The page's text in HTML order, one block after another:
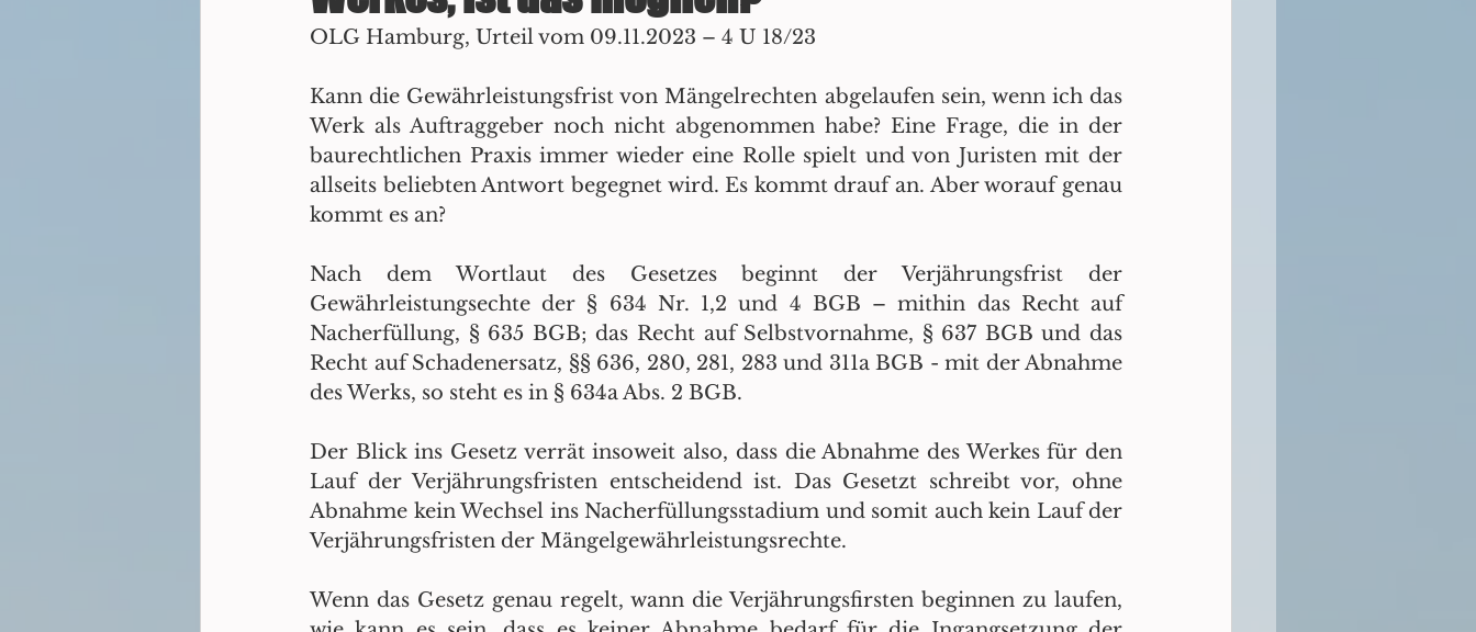
OLG Hamburg, Urteil vom 09.11.2023 – 4 U 18/23
Kann die Gewährleistungsfrist von Mängelrechten abgelaufen sein, wenn ich das
Werk als Auftraggeber noch nicht abgenommen habe? Eine Frage, die in der
baurechtlichen Praxis immer wieder eine Rolle spielt und von Juristen mit der
allseits beliebten Antwort begegnet wird. Es kommt drauf an. Aber worauf genau
kommt es an?
Nach dem Wortlaut des Gesetzes beginnt der Verjährungsfrist der
Gewährleistungsechte der § 634 Nr. 1,2 und 4 BGB – mithin das Recht auf
Nacherfüllung, § 635 BGB; das Recht auf Selbstvornahme, § 637 BGB und das
Recht auf Schadenersatz, §§ 636, 280, 281, 283 und 311a BGB - mit der Abnahme
des Werks, so steht es in § 634a Abs. 2 BGB.
Der Blick ins Gesetz verrät insoweit also, dass die Abnahme des Werkes für den
Lauf der Verjährungsfristen entscheidend ist. Das Gesetzt schreibt vor, ohne
Abnahme kein Wechsel ins Nacherfüllungsstadium und somit auch kein Lauf der
Verjährungsfristen der Mängelgewährleistungsrechte.
Wenn das Gesetz genau regelt, wann die Verjährungsfirsten beginnen zu laufen,